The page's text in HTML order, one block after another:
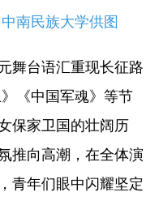
南民族大学供图
台语汇重现长征路
《中国军魂》等节
保家卫国的壮阔历
推向高潮，在全体演
青年们眼中闪耀坚定